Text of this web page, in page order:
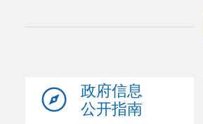
政府信息
公开指南